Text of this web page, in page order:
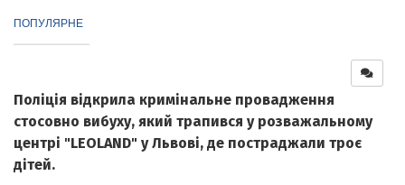
ПОПУЛЯРНЕ
Поліція відкрила кримінальне провадження
стосовно вибуху, який трапився у розважальному
центрі "LEOLAND" у Львові, де постраджали троє
дітей.